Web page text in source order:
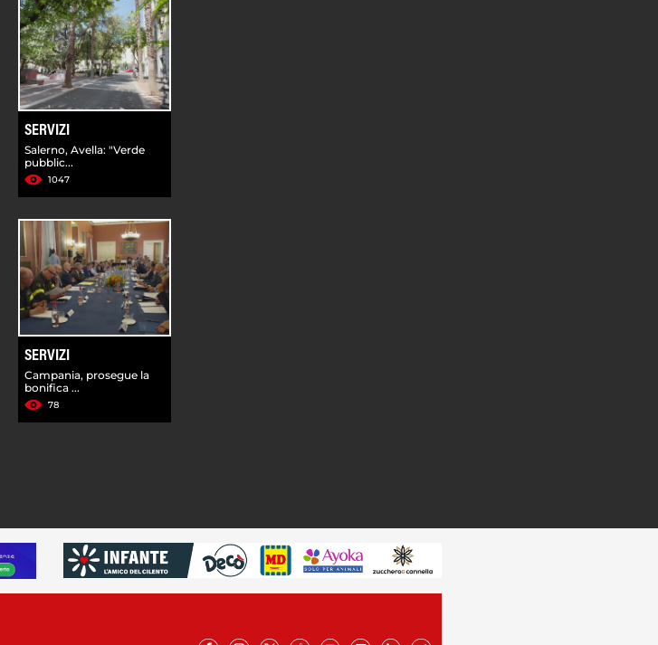
SERVIZI
Salerno, Avella: "Verde
pubblic...
1047
SERVIZI
Campania, prosegue la
bonifica ...
78